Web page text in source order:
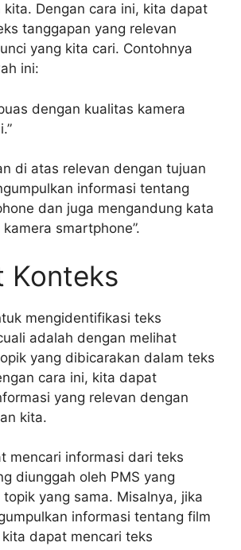
kita. Dengan cara ini, kita dapat
tanggapan yang relevan
yang kita cari. Contohnya
ini:
dengan kualitas kamera
di atas relevan dengan tujuan
informasi tentang
dan juga mengandung kata
smartphone”.
Konteks
mengidentifikasi teks
adalah dengan melihat
yang dibicarakan dalam teks
cara ini, kita dapat
yang relevan dengan
kita.
mencari informasi dari teks
diunggah oleh PMS yang
yang sama. Misalnya, jika
informasi tentang film
dapat mencari teks